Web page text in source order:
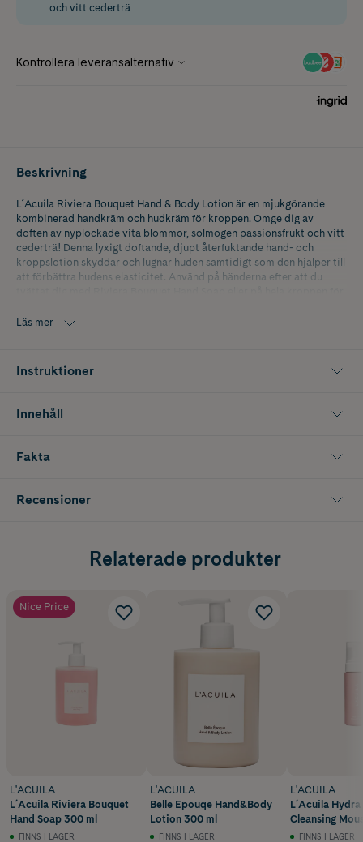
och vitt cederträ
Beskrivning
L´Acuila Riviera Bouquet Hand & Body Lotion är en mjukgörande
kombinerad handkräm och hudkräm för kroppen. Omge dig av
doften av nyplockade vita blommor, solmogen passionsfrukt och vitt
cederträ! Denna lyxigt doftande, djupt återfuktande hand- och
kroppslotion skyddar och lugnar huden samtidigt som den hjälper till
att förbättra hudens elasticitet. Använd på händerna efter att du
Läs mer
Instruktioner
Innehåll
Fakta
Recensioner
Relaterade produkter
Nice Price
L'ACUILA
L´Acuila Riviera Bouquet
Hand Soap 300 ml
FINNS I LAGER
L'ACUILA
Belle Epouqe Hand&Body
Lotion 300 ml
FINNS I LAGER
L'ACUILA
L´Acuila Hydra
Cleansing
FINNS I LAGER